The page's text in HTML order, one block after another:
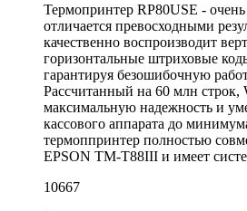
Термопринтер RP80USE - очень
отличается превосходными
качественно воспроизводит
горизонтальные штриховые
гарантируя безошибочную
Рассчитанный на 60 млн строк,
максимальную надежность и
кассового аппарата до
термоппринтер полностью
EPSON TM-T88III и имеет
10667